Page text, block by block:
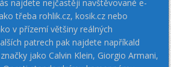
najdete nejčastěji navštěvované e-
třeba rohlik.cz, kosik.cz nebo
v přízemí většiny reálných
patrech pak najdete napříkald
jako Calvin Klein, Giorgio Armani,